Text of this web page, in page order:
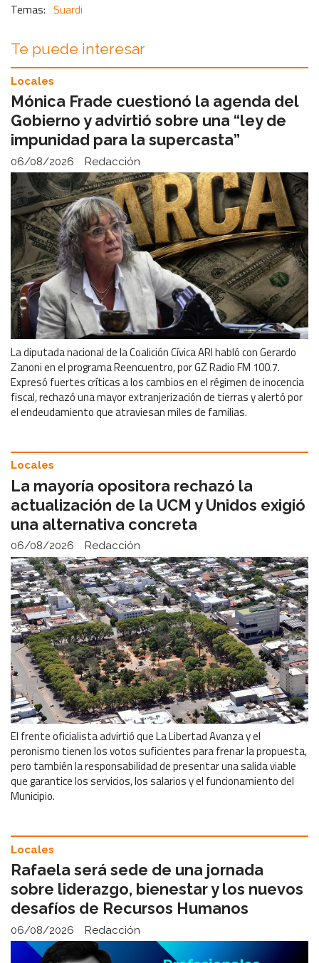
Suardi
Te puede interesar
Mónica Frade cuestionó la agenda del
Gobierno y advirtió sobre una “ley de
impunidad para la supercasta”
Redacción
Locales
06/08/2026
La diputada nacional de la Coalición Cívica ARI habló con Gerardo
Zanoni en el programa Reencuentro, por GZ Radio FM 100.7.
Expresó fuertes críticas a los cambios en el régimen de inocencia
fiscal, rechazó una mayor extranjerización de tierras y alertó por
el endeudamiento que atraviesan miles de familias.
La mayoría opositora rechazó la
actualización de la UCM y Unidos exigió
una alternativa concreta
Redacción
Locales
06/08/2026
El frente oficialista advirtió que La Libertad Avanza y el
peronismo tienen los votos suficientes para frenar la propuesta,
pero también la responsabilidad de presentar una salida viable
que garantice los servicios, los salarios y el funcionamiento del
Municipio.
Rafaela será sede de una jornada
sobre liderazgo, bienestar y los nuevos
desafíos de Recursos Humanos
Redacción
Locales
06/08/2026